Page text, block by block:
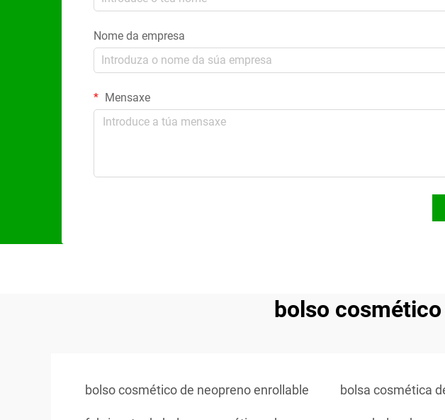
Nome da empresa
Mensaxe
bolso
bolso cosmético de neopreno enrollable bolsa cosmética